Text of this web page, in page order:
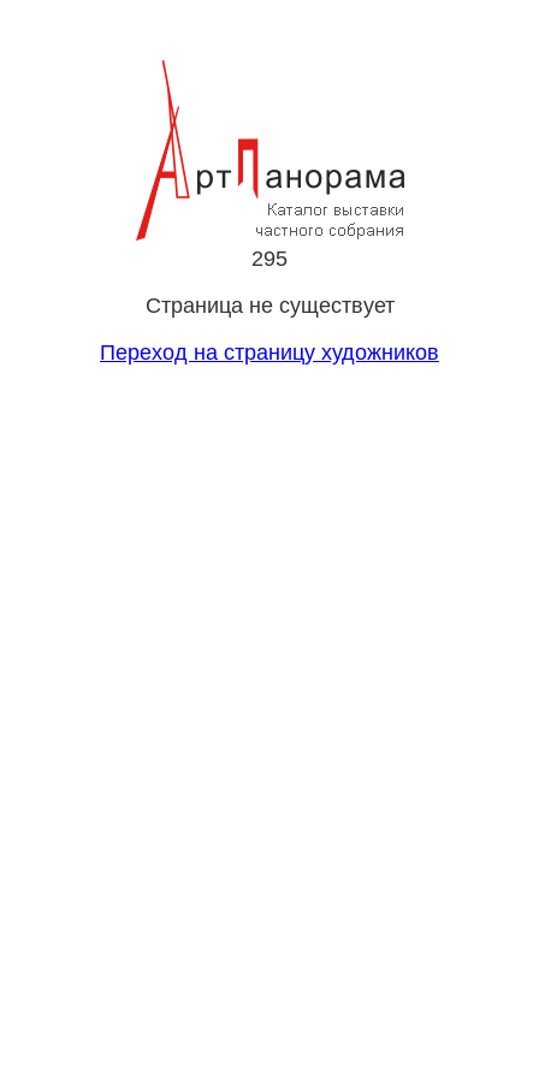
295
Страница не существует
Переход на страницу художников